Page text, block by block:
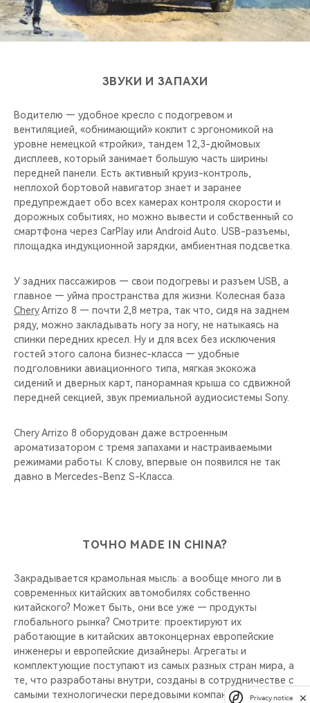
ЗВУКИ И ЗАПАХИ
Водителю — удобное кресло с подогревом и
вентиляцией, «обнимающий» кокпит с эргономикой на
уровне немецкой «тройки», тандем 12,3-дюймовых
дисплеев, который занимает большую часть ширины
передней панели. Есть активный круиз-контроль,
неплохой бортовой навигатор знает и заранее
предупреждает обо всех камерах контроля скорости и
дорожных событиях, но можно вывести и собственный со
смартфона через CarPlay или Android Auto. USB-разъемы,
площадка индукционной зарядки, амбиентная подсветка.
У задних пассажиров — свои подогревы и разъем USB, а
главное — уйма пространства для жизни. Колесная база
CheryArrizo 8 — почти 2,8 метра, так что, сидя на заднем
ряду, можно закладывать ногу за ногу, не натыкаясь на
спинки передних кресел. Ну и для всех без исключения
гостей этого салона бизнес-класса — удобные
подголовники авиационного типа, мягкая экокожа
сидений и дверных карт, панорамная крыша со сдвижной
передней секцией, звук премиальной аудиосистемы Sony.
Chery Arrizo 8 оборудован даже встроенным
ароматизатором с тремя запахами и настраиваемыми
режимами работы. К слову, впервые он появился не так
давно в Mercedes-Benz S-Класса.
ТОЧНО MADE IN CHINA?
Закрадывается крамольная мысль: а вообще много ли в
современных китайских автомобилях собственно
китайского? Может быть, они все уже — продукты
глобального рынка? Смотрите: проектируют их
работающие в китайских автоконцернах европейские
инженеры и европейские дизайнеры. Агрегаты и
комплектующие поступают из самых разных стран мира, а
те, что разработаны внутри, созданы в сотрудничестве с
самыми технологически передовыми компаниями со всего
Privacy notice